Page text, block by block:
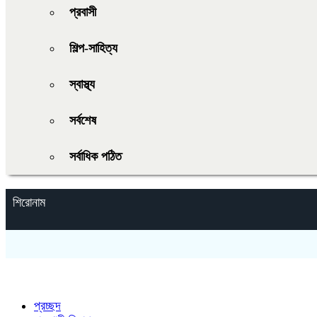
প্রবাসী
শিল্প-সাহিত্য
স্বাস্থ্য
সর্বশেষ
সর্বাধিক পঠিত
শিরোনাম
প্রচ্ছদ